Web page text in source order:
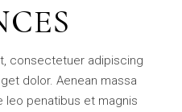
consectetuer adipiscing
dolor. Aenean massa
leo penatibus et magnis